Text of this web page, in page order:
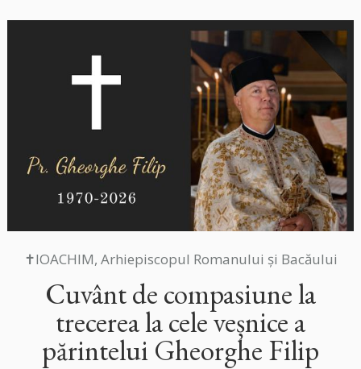
✝IOACHIM, Arhiepiscopul Romanului și Bacăului
Cuvânt de compasiune la
trecerea la cele veșnice a
părintelui Gheorghe Filip